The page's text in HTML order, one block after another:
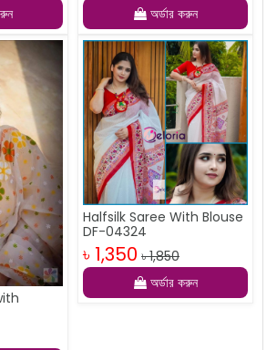
অর্ডার করুন
Halfsilk Saree With Blouse
DF-04324
৳ 1,350 ৳ 1,850
অর্ডার করুন